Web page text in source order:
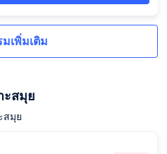
จเดินกลับ ปลอดภัย”
มเพิ่มเติม
ะสมุย
สมุย